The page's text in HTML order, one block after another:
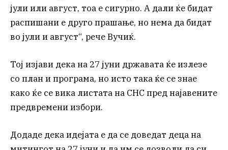
јули или август, тоа е сигурно. А дали ќе бидат
распишани е друго прашање, но нема да бидат
во јули и август“, рече Вучиќ.
Тој изјави дека на 27 јуни државата ќе излезе
со план и програма, но исто така ќе се знае
како ќе се вика листата на СНС пред најавените
предвремени избори.
Додаде дека идејата е да се доведат деца на